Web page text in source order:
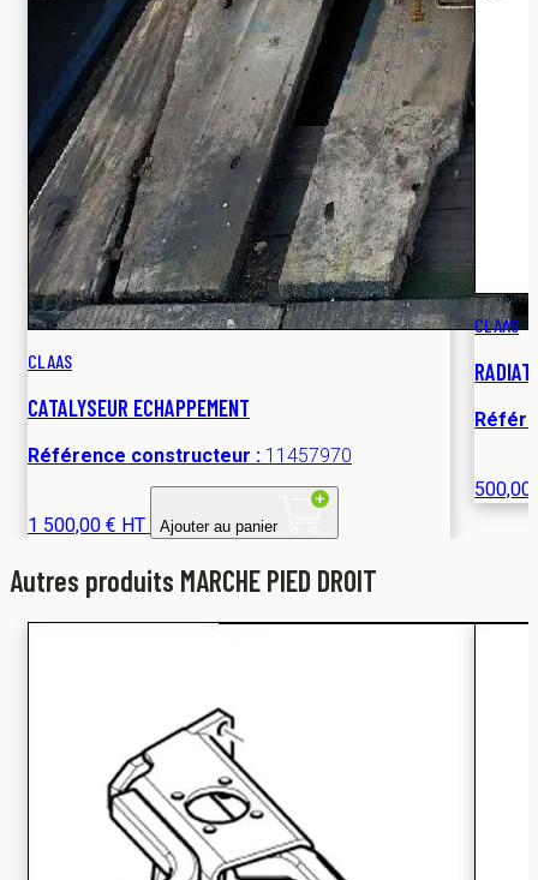
CLAAS
CATALYSEUR ECHAPPEMENT
Référence constructeur : 11457970
1 500,00 € HT Ajouter au panier
CLAAS
Autres produits MARCHE PIED DROIT